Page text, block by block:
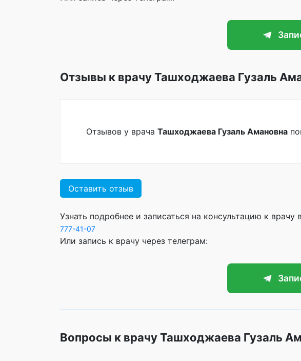
Отзывы к врачу Ташходжаева Гузаль
Отзывов у врача Ташходжаева Гузаль Амановна
Оставить отзыв
Узнать подробнее и записаться на консультацию к
777-41-07
Или запись к врачу через телеграм:
Вопросы к врачу Ташходжаева Гузаль